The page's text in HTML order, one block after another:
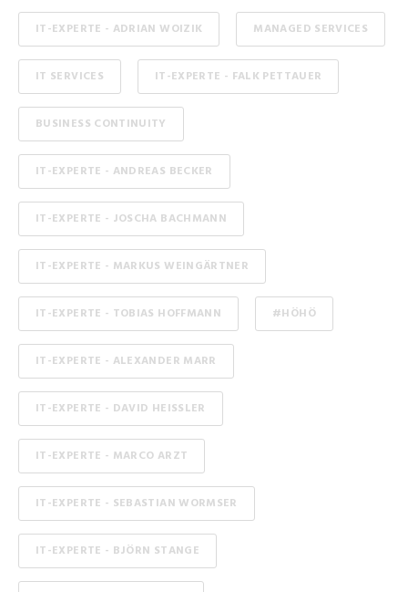
IT-EXPERTE - ADRIAN WOIZIK MANAGED SERVICES
IT SERVICES IT-EXPERTE - FALK PETTAUER
BUSINESS CONTINUITY
IT-EXPERTE - ANDREAS BECKER
IT-EXPERTE - JOSCHA BACHMANN
IT-EXPERTE - MARKUS WEINGÄRTNER
IT-EXPERTE - TOBIAS HOFFMANN #HÖHÖ
IT-EXPERTE - ALEXANDER MARR
IT-EXPERTE - DAVID HEISSLER
IT-EXPERTE - MARCO ARZT
IT-EXPERTE - SEBASTIAN WORMSER
IT-EXPERTE - BJÖRN STANGE